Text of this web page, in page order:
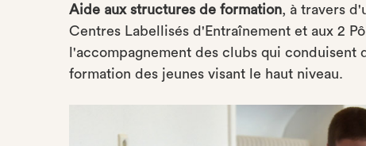
Aide aux structures de formation, à travers
Centres Labellisés d'Entraînement et aux 2
l'accompagnement des clubs qui conduisent
formation des jeunes visant le haut niveau.